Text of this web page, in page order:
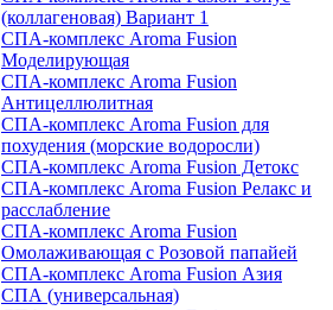
(коллагеновая) Вариант 1
СПА-комплекс Aroma Fusion
Моделирующая
СПА-комплекс Aroma Fusion
Антицеллюлитная
СПА-комплекс Aroma Fusion для
похудения (морские водоросли)
СПА-комплекс Aroma Fusion Детокс
СПА-комплекс Aroma Fusion Релакс и
расслабление
СПА-комплекс Aroma Fusion
Омолаживающая с Розовой папайей
СПА-комплекс Aroma Fusion Азия
СПА (универсальная)